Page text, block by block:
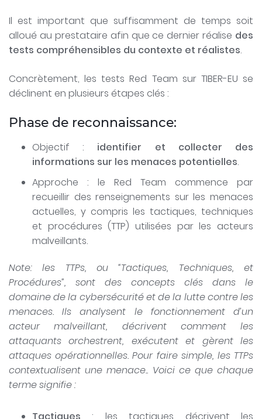
Il est important que suffisamment de temps soit
alloué au prestataire afin que ce dernier réalise des
tests compréhensibles du contexte et réalistes.
Concrètement, les tests Red Team sur TIBER-EU se
déclinent en plusieurs étapes clés :
Phase de reconnaissance:
Objectif : identifier et collecter des
informations sur les menaces potentielles.
Approche : le Red Team commence par
recueillir des renseignements sur les menaces
actuelles, y compris les tactiques, techniques
et procédures (TTP) utilisées par les acteurs
malveillants.
Note: les TTPs, ou “Tactiques, Techniques, et
Procédures”, sont des concepts clés dans le
domaine de la cybersécurité et de la lutte contre les
menaces. Ils analysent le fonctionnement d’un
acteur malveillant, décrivent comment les
attaquants orchestrent, exécutent et gèrent les
attaques opérationnelles. Pour faire simple, les TTPs
contextualisent une menace.. Voici ce que chaque
terme signifie :